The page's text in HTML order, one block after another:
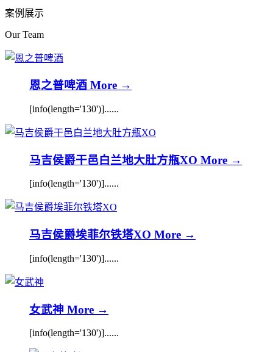
案例展示
Our Team
恩之普啤酒 More →
[info(length='130')]......
马吉侯爵干邑白兰地大肚方瓶XO More →
[info(length='130')]......
马吉侯爵埃菲尔铁塔XO More →
[info(length='130')]......
女武神 More →
[info(length='130')]......